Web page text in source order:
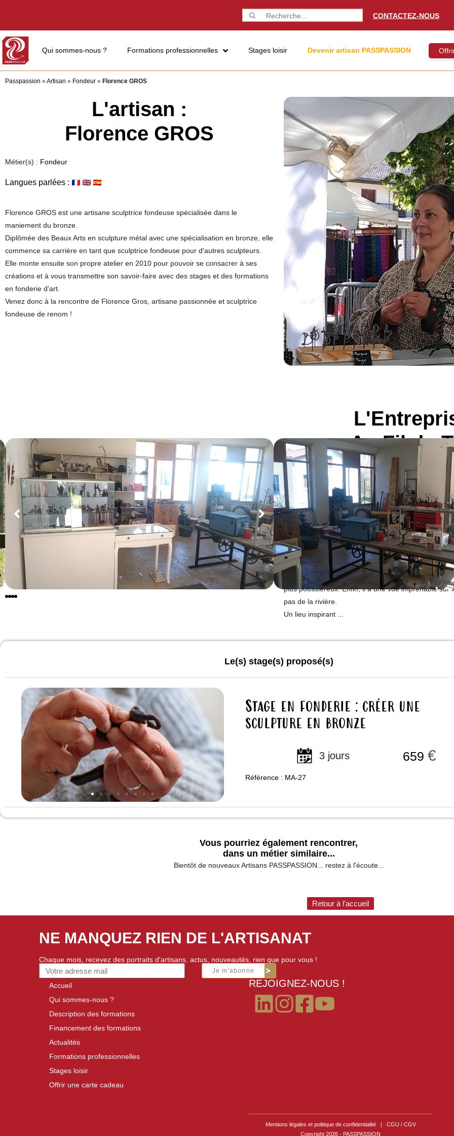
CONTACTEZ-NOUS
Qui sommes-nous ? Formations professionnelles Stages loisir Devenir artisan PASSPASSION
Passpassion »Artisan » Fondeur » Florence GROS
L'artisan :
Florence GROS
Métier(s) : Fondeur
Langues parlées :
Florence GROS est une artisane sculptrice fondeuse spécialisée dans le
maniement du bronze.
Diplômée des Beaux Arts en sculpture métal avec une spécialisation en bronze, elle
commence sa carrière en tant que sculptrice fondeuse pour d'autres sculpteurs.
Elle monte ensuite son propre atelier en 2010 pour pouvoir se consacrer à ses
créations et à vous transmettre son savoir-faire avec des stages et des formations
en fonderie d'art.
Venez donc à la rencontre de Florence Gros, artisane passionnée et sculptrice
fondeuse de renom !
Au Fil du
Montagne Rural
L'atelier se trouve à Arles-sur-Tech, petit village
au Moulin des Arts qui est une ancienne usine textile
métiers d'arts. Ce lieu se compose d'une pièce
d'un espace de travail mixte ainsi que d'une petite
plus poussiéreux. Enfin, il a une vue imprenable sur
pas de la rivière.
Un lieu inspirant ...
Le(s) stage(s) proposé(s)
Stage en fonderie : créer une
sculpture en bronze
3 jours 659€
Référence : MA-27
Vous pourriez également rencontrer,
dans un métier similaire...
Bientôt de nouveaux Artisans PASSPASSION... restez à l'écoute...
Retour à l'accueil
NE MANQUEZ RIEN DE L'ARTISANAT
Chaque mois, recevez des portraits d'artisans, actus, nouveautés, rien que pour vous !
Je m'abonne
Accueil
Qui sommes-nous ?
Description des formations
Financement des formations
Actualités
Formations professionnelles
Stages loisir
Offrir une carte cadeau
REJOIGNEZ-NOUS !
Mentions légales et politique de confidentialité |
CGU / CGV
Copyright 2026 - PASSPASSION